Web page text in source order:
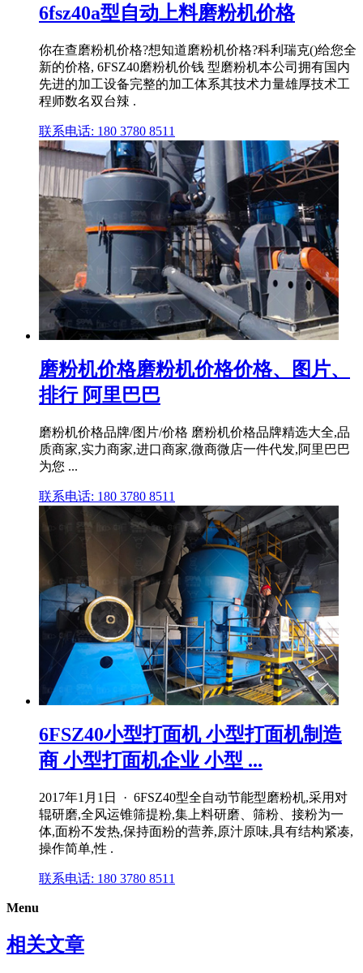
6fsz40a型自动上料磨粉机价格
你在查磨粉机价格?想知道磨粉机价格?科利瑞克()给您全
新的价格, 6FSZ40磨粉机价钱 型磨粉机本公司拥有国内
先进的加工设备完整的加工体系其技术力量雄厚技术工
程师数名双台辣 .
联系电话: 180 3780 8511
磨粉机价格磨粉机价格价格、图片、
排行 阿里巴巴
磨粉机价格品牌/图片/价格 磨粉机价格品牌精选大全,品
质商家,实力商家,进口商家,微商微店一件代发,阿里巴巴
为您 ...
联系电话: 180 3780 8511
6FSZ40小型打面机 小型打面机制造
商 小型打面机企业 小型 ...
2017年1月1日 · 6FSZ40型全自动节能型磨粉机,采用对
辊研磨,全风运锥筛提粉,集上料研磨、筛粉、接粉为一
体,面粉不发热,保持面粉的营养,原汁原味,具有结构紧凑,
操作简单,性 .
联系电话: 180 3780 8511
Menu
相关文章